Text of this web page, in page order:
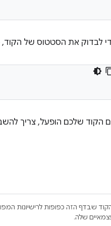
לבדוק את הסטטוס של הקוד,
הקוד שלכם הופעל, צריך
שבדף הזה כפופות לרישיונות
שלה.